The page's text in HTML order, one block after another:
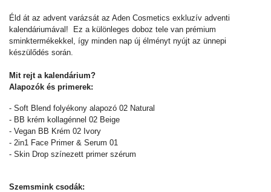
Éld át az advent varázsát az Aden Cosmetics exkluzív adventi
kalendáriumával! Ez a különleges doboz tele van prémium
sminktermékekkel, így minden nap új élményt nyújt az ünnepi
készülődés során.
Mit rejt a kalendárium?
Alapozók és primerek:
- Soft Blend folyékony alapozó 02 Natural
- BB krém kollagénnel 02 Beige
- Vegan BB Krém 02 Ivory
- 2in1 Face Primer & Serum 01
- Skin Drop színezett primer szérum
Szemsmink csodák: